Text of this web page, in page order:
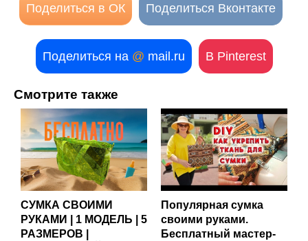
Поделиться в ОК Поделиться Вконтакте
Поделиться на @ mail.ru В Pinterest
Смотрите также
СУМКА СВОИМИ
РУКАМИ | 1 МОДЕЛЬ | 5
РАЗМЕРОВ |
Популярная сумка
своими руками.
Бесплатный мастер-